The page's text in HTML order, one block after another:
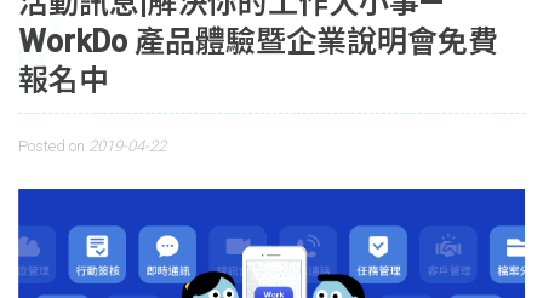
WorkDo 產品體驗暨企業說明會免費
報名中
Posted on 2019-04-22